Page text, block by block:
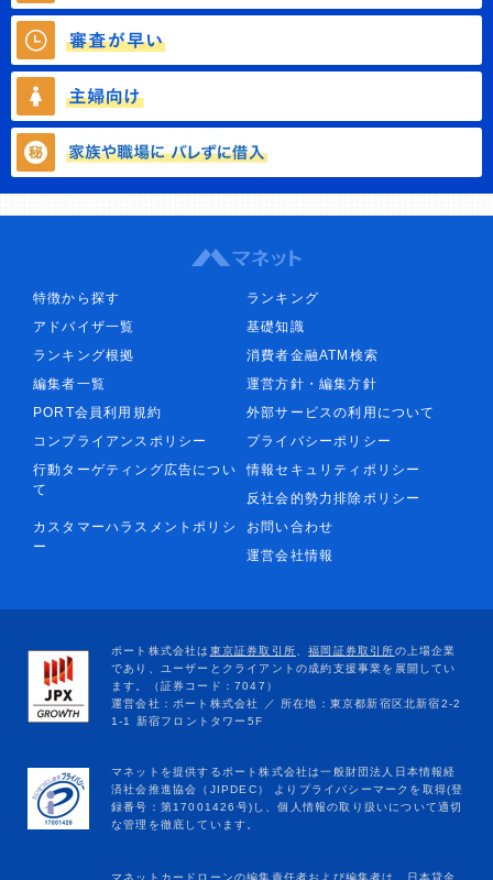
特徴から探す
ランキング
アドバイザ一覧
基礎知識
ランキング根拠
消費者金融ATM検索
編集者一覧
運営方針・編集方針
PORT会員利用規約
外部サービスの利用について
コンプライアンスポリシー
プライバシーポリシー
行動ターゲティング広告につい
て
情報セキュリティポリシー
反社会的勢力排除ポリシー
カスタマーハラスメントポリシ
ー
お問い合わせ
運営会社情報